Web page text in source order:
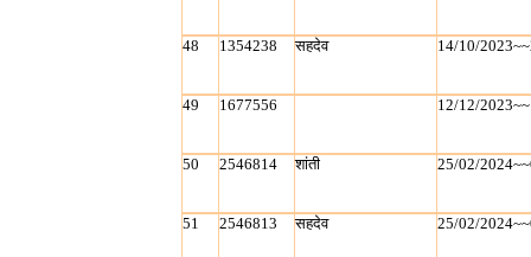
48 1354238 सहदेव 14/10/
49 1677556 12/12/
50 2546814 शांती 25/02/
51 2546813 सहदेव 25/02/